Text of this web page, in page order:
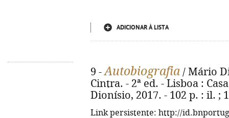
ADICIONAR À LISTA
9 -Autobiografia / Mário
Cintra. - 2ª ed. - Lisboa :
Dionísio, 2017. - 102 p. : il. ;
Link persistente: http://